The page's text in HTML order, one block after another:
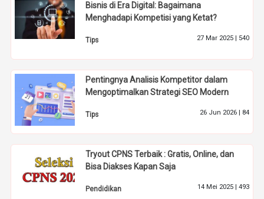
Bisnis di Era Digital: Bagaimana
Menghadapi Kompetisi yang Ketat?
Tips 27 Mar 2025 | 540
Pentingnya Analisis Kompetitor dalam
Mengoptimalkan Strategi SEO Modern
Tips 26 Jun 2026 | 84
Tryout CPNS Terbaik : Gratis, Online, dan
Bisa Diakses Kapan Saja
Pendidikan 14 Mei 2025 | 493